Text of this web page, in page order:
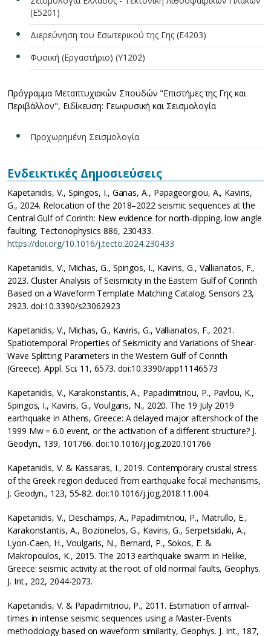
(Ε5201)
Διερεύνηση του Εσωτερικού της Γης (Ε4203)
Φυσική (Εργαστήριο) (Υ1202)
Πρόγραμμα Μεταπτυχιακών Σπουδών "Επιστήμες της Γης και
Περιβάλλον", Ειδίκευση: Γεωφυσική και Σεισμολογία
Προχωρημένη Σεισμολογία
Ενδεικτικές Δημοσιεύσεις
Kapetanidis, V., Spingos, I., Ganas, A., Papageorgiou, A., Kaviris,
G., 2024. Relocation of the 2018–2022 seismic sequences at the
Central Gulf of Corinth: New evidence for north-dipping, low angle
faulting. Tectonophysics 886, 230433.
https://doi.org/10.1016/j.tecto.2024.230433
Kapetanidis, V., Michas, G., Spingos, I., Kaviris, G., Vallianatos, F.,
2023. Cluster Analysis of Seismicity in the Eastern Gulf of Corinth
Based on a Waveform Template Matching Catalog. Sensors 23,
2923. doi:10.3390/s23062923
Kapetanidis, V., Michas, G., Kaviris, G., Vallianatos, F., 2021.
Spatiotemporal Properties of Seismicity and Variations of Shear-
Wave Splitting Parameters in the Western Gulf of Corinth
(Greece). Appl. Sci. 11, 6573. doi:10.3390/app11146573
Kapetanidis, V., Karakonstantis, A., Papadimitriou, P., Pavlou, K.,
Spingos, I., Kaviris, G., Voulgaris, N., 2020. The 19 July 2019
earthquake in Athens, Greece: A delayed major aftershock of the
1999 Mw = 6.0 event, or the activation of a different structure? J.
Geodyn., 139, 101766. doi:10.1016/j.jog.2020.101766
Kapetanidis, V. & Kassaras, I., 2019. Contemporary crustal stress
of the Greek region deduced from earthquake focal mechanisms,
J. Geodyn., 123, 55-82. doi:10.1016/j.jog.2018.11.004.
Kapetanidis, V., Deschamps, A., Papadimitriou, P., Matrullo, E.,
Karakonstantis, A., Bozionelos, G., Kaviris, G., Serpetsidaki, A.,
Lyon-Caen, H., Voulgaris, N., Bernard, P., Sokos, E. &
Makropoulos, K., 2015. The 2013 earthquake swarm in Helike,
Greece: seismic activity at the root of old normal faults, Geophys.
J. Int., 202, 2044-2073.
Kapetanidis, V. & Papadimitriou, P., 2011. Estimation of arrival-
times in intense seismic sequences using a Master-Events
methodology based on waveform similarity, Geophys. J. Int., 187,